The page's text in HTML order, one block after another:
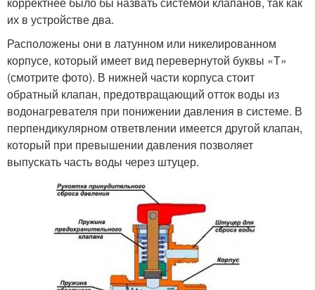
их в устройстве два.
Расположены они в латунном или никелированном
корпусе, который имеет вид перевернутой буквы «Т»
(смотрите фото). В нижней части корпуса стоит
обратный клапан, предотвращающий отток воды из
водонагревателя при понижении давления в системе. В
перпендикулярном ответвлении имеется другой клапан,
который при превышении давления позволяет
выпускать часть воды через штуцер.